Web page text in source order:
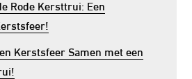
Rode Kersttrui: Een
Kerstsfeer Samen met een